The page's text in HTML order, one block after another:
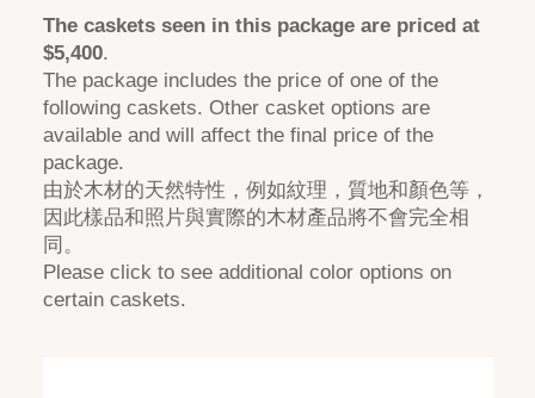
The caskets seen in this package are priced at
$5,400.
The package includes the price of one of the
following caskets. Other casket options are
available and will affect the final price of the
package.
由於木材的天然特性，例如紋理，質地和顏色等，
因此樣品和照片與實際的木材產品將不會完全相
同。
Please click to see additional color options on
certain caskets.